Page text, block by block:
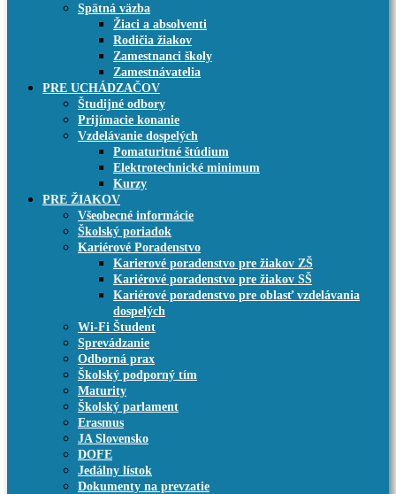
Spätná väzba
Žiaci a absolventi
Rodičia žiakov
Zamestnanci školy
Zamestnávatelia
PRE UCHÁDZAČOV
Študijné odbory
Prijímacie konanie
Vzdelávanie dospelých
Pomaturitné štúdium
Elektrotechnické minimum
Kurzy
PRE ŽIAKOV
Všeobecné informácie
Školský poriadok
Kariérové Poradenstvo
Karierové poradenstvo pre žiakov ZŠ
Kariérové poradenstvo pre žiakov SŠ
Kariérové poradenstvo pre oblasť vzdelávania
dospelých
Wi-Fi Študent
Sprevádzanie
Odborná prax
Školský podporný tím
Maturity
Školský parlament
Erasmus
JA Slovensko
DOFE
Jedálny lístok
Dokumenty na prevzatie